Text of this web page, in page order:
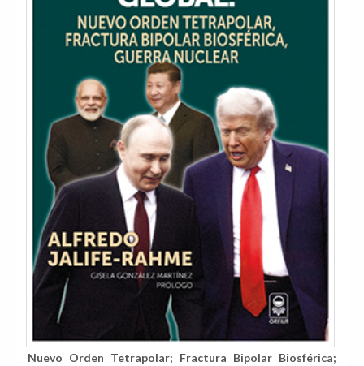
Nuevo Orden Tetrapolar; Fractura Bipolar Biosférica;